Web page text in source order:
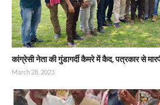
कांग्रेसी नेता की गुंडागर्दी कैमरे में कैद, पत्रकार से
March 28, 2023